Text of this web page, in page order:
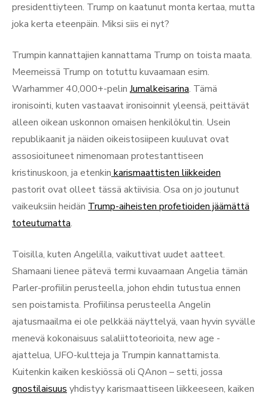
presidenttiyteen. Trump on kaatunut monta kertaa, mutta
joka kerta eteenpäin. Miksi siis ei nyt?
Trumpin kannattajien kannattama Trump on toista maata.
Meemeissä Trump on totuttu kuvaamaan esim.
Warhammer 40,000+-pelin Jumalkeisarina. Tämä
ironisointi, kuten vastaavat ironisoinnit yleensä, peittävät
alleen oikean uskonnon omaisen henkilökultin. Usein
republikaanit ja näiden oikeistosiipeen kuuluvat ovat
assosioituneet nimenomaan protestanttiseen
kristinuskoon, ja etenkin karismaattisten liikkeiden
pastorit ovat olleet tässä aktiivisia. Osa on jo joutunut
vaikeuksiin heidän Trump-aiheisten profetioiden jäämättä
toteutumatta.
Toisilla, kuten Angelilla, vaikuttivat uudet aatteet.
Shamaani lienee pätevä termi kuvaamaan Angelia tämän
Parler-profiilin perusteella, johon ehdin tutustua ennen
sen poistamista. Profiilinsa perusteella Angelin
ajatusmaailma ei ole pelkkää näyttelyä, vaan hyvin syvälle
menevä kokonaisuus salaliittoteorioita, new age -
ajattelua, UFO-kultteja ja Trumpin kannattamista.
Kuitenkin kaiken keskiössä oli QAnon – setti, jossa
gnostilaisuus yhdistyy karismaattiseen liikkeeseen, kaiken